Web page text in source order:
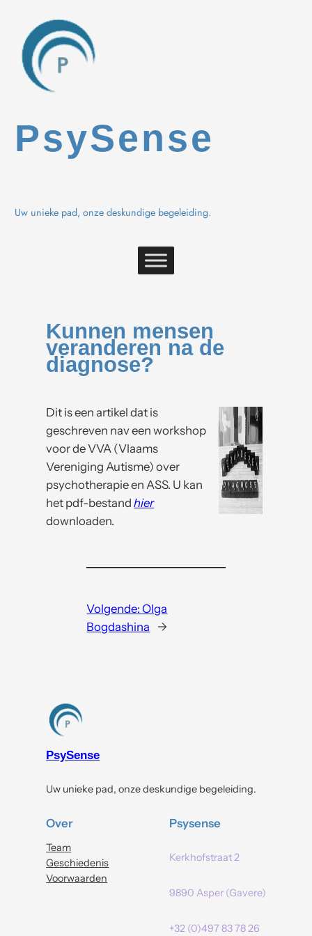
naar
inhoud
PsySense
Uw unieke pad, onze deskundige begeleiding.
Kunnen mensen
veranderen na de
diagnose?
Dit is een artikel dat is
geschreven nav een workshop
voor de VVA (Vlaams
Vereniging Autisme) over
psychotherapie en ASS. U kan
het pdf-bestandhier
downloaden.
Volgende:Olga
Bogdashina
→
PsySense
Uw unieke pad, onze deskundige begeleiding.
Over
Team
Geschiedenis
Voorwaarden
Psysense
Kerkhofstraat 2
9890 Asper (Gavere)
+32 (0)497 83 78 26